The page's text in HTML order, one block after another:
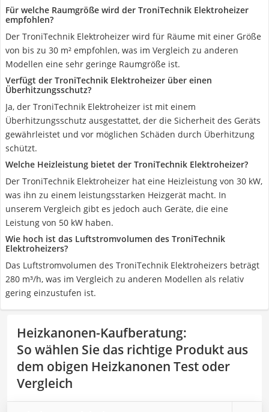
Für welche Raumgröße wird der TroniTechnik Elektroheizer
empfohlen?
Der TroniTechnik Elektroheizer wird für Räume mit einer Größe
von bis zu 30 m² empfohlen, was im Vergleich zu anderen
Modellen eine sehr geringe Raumgröße ist.
Verfügt der TroniTechnik Elektroheizer über einen
Überhitzungsschutz?
Ja, der TroniTechnik Elektroheizer ist mit einem
Überhitzungsschutz ausgestattet, der die Sicherheit des Geräts
gewährleistet und vor möglichen Schäden durch Überhitzung
schützt.
Welche Heizleistung bietet der TroniTechnik Elektroheizer?
Der TroniTechnik Elektroheizer hat eine Heizleistung von 30 kW,
was ihn zu einem leistungsstarken Heizgerät macht. In
unserem Vergleich gibt es jedoch auch Geräte, die eine
Leistung von 50 kW haben.
Wie hoch ist das Luftstromvolumen des TroniTechnik
Elektroheizers?
Das Luftstromvolumen des TroniTechnik Elektroheizers beträgt
280 m³/h, was im Vergleich zu anderen Modellen als relativ
gering einzustufen ist.
Heizkanonen-Kaufberatung:
So wählen Sie das richtige Produkt aus
dem obigen Heizkanonen Test oder
Vergleich